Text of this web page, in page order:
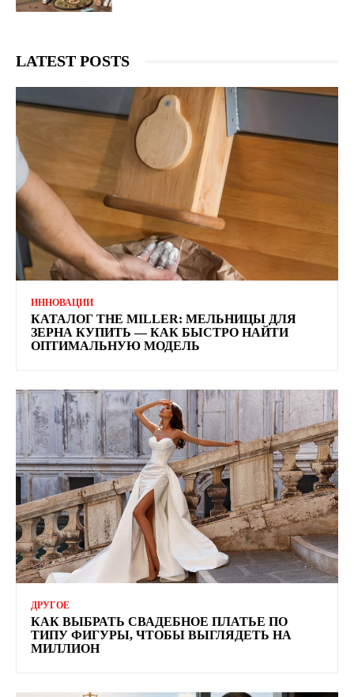
LATEST POSTS
ИННОВАЦИИ
КАТАЛОГ THE MILLER: МЕЛЬНИЦЫ ДЛЯ
ЗЕРНА КУПИТЬ — КАК БЫСТРО НАЙТИ
ОПТИМАЛЬНУЮ МОДЕЛЬ
ДРУГОЕ
КАК ВЫБРАТЬ СВАДЕБНОЕ ПЛАТЬЕ ПО
ТИПУ ФИГУРЫ, ЧТОБЫ ВЫГЛЯДЕТЬ НА
МИЛЛИОН